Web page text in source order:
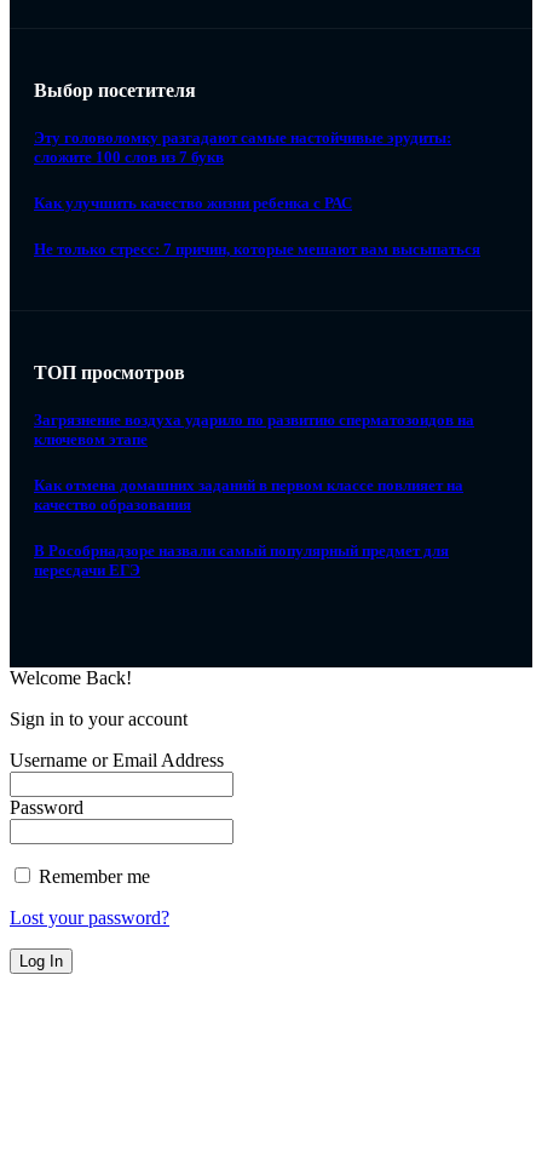
Выбор посетителя
Эту головоломку разгадают самые настойчивые эрудиты:
сложите 100 слов из 7 букв
Как улучшить качество жизни ребенка с РАС
Не только стресс: 7 причин, которые мешают вам высыпаться
ТОП просмотров
Загрязнение воздуха ударило по развитию сперматозоидов на
ключевом этапе
Как отмена домашних заданий в первом классе повлияет на
качество образования
В Рособрнадзоре назвали самый популярный предмет для
пересдачи ЕГЭ
Welcome Back!
Sign in to your account
Username or Email Address
Password
Remember me
Lost your password?